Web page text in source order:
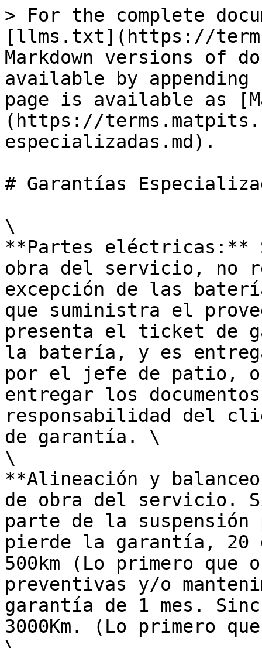
> For the complete
[llms.txt](https://
Markdown versions of
available by
page is available as
(https://
especializadas.md).
# Garantías
\
**Partes eléctricas:**
obra del servicio, no
excepción de las
que suministra el
presenta el ticket de
la batería, y es
por el jefe de patio, o
entregar los
responsabilidad del
de garantía. \
\
**Alineación y
de obra del servicio.
parte de la suspensión
pierde la garantía,
500km (Lo primero que
preventivas y/o
garantía de 1 mes.
3000Km. (Lo primero